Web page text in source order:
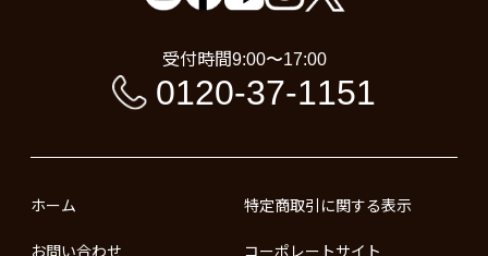
受付時間9:00〜17:00
0120-37-1151
ホーム
お問い合わせ
特定商取引に関する表示
コーポレートサイト